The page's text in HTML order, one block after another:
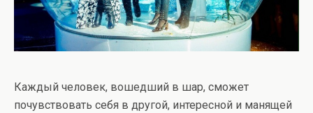
Каждый человек, вошедший в шар, сможет
почувствовать себя в другой, интересной и манящей